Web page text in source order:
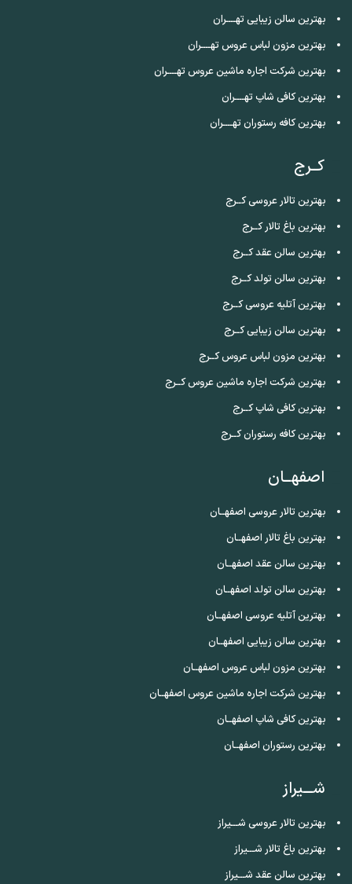
بهترین سالن زیبایی تهــــران
بهترین مزون لباس عروس تهــــران
بهترین شرکت اجاره ماشین عروس تهــــران
بهترین کافی شاپ تهــــران
بهترین کافه رستوران تهــــران
کــرج
بهترین تالار عروسی کــرج
بهترین باغ تالار کــرج
بهترین سالن عقد کــرج
بهترین سالن تولد کــرج
بهترین آتلیه عروسی کــرج
بهترین سالن زیبایی کــرج
بهترین مزون لباس عروس کــرج
بهترین شرکت اجاره ماشین عروس کــرج
بهترین کافی شاپ کــرج
بهترین کافه رستوران کــرج
اصفهــان
بهترین تالار عروسی اصفهــان
بهترین باغ تالار اصفهــان
بهترین سالن عقد اصفهــان
بهترین سالن تولد اصفهــان
بهترین آتلیه عروسی اصفهــان
بهترین سالن زیبایی اصفهــان
بهترین مزون لباس عروس اصفهــان
بهترین شرکت اجاره ماشین عروس اصفهــان
بهترین کافی شاپ اصفهــان
بهترین رستوران اصفهــان
شـــیراز
بهترین تالار عروسی شـــیراز
بهترین باغ تالار شـــیراز
بهترین سالن عقد شـــیراز